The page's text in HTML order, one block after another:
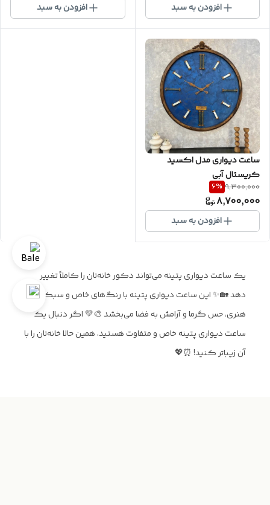
افزودن به سبد افزودن به سبد
ساعت دیواری مدل اکسید
کریستال آبی
9,300,000
6%
8,700,000
افزودن به سبد
یک ساعت دیواری پتینه می‌تواند دکور خانه‌تان را کاملاً تغییر
دهد 🏡✨ این ساعت دیواری پتینه با رنگ‌های خاص و سبک
هنری، حس گرما و آرامش به فضا می‌بخشد 🎨💛 اگر دنبال یک
ساعت دیواری پتینه خاص و متفاوت هستید، همین حالا خانه‌تان را با
آن زیباتر کنید! ⏰💖